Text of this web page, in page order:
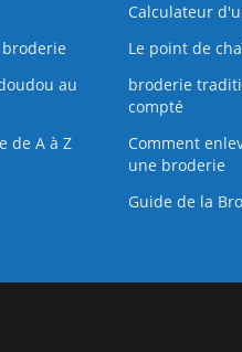
Calculateur
Le point de
au
broderie
compté
de A à Z
Comment
une broderie
Guide de la